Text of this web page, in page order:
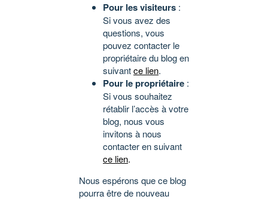
Pour les visiteurs :
Si vous avez des
questions, vous
pouvez contacter le
propriétaire du blog en
suivantce lien.
Pour le propriétaire :
Si vous souhaitez
rétablir l’accès à votre
blog, nous vous
invitons à nous
contacter en suivant
ce lien.
Nous espérons que ce blog
pourra être de nouveau